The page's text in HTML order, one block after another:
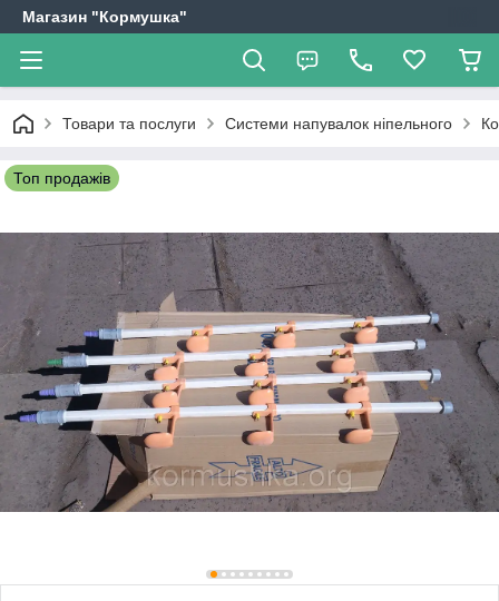
Магазин "Кормушка"
Товари та послуги Системи напувалок ніпельного
Топ продажів